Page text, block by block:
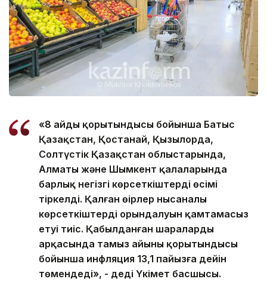
«8 айдың қорытындысы бойынша Батыс
Қазақстан, Қостанай, Қызылорда,
Солтүстік Қазақстан облыстарында,
Алматы және Шымкент қалаларында
барлық негізгі көрсеткіштердің өсімі
тіркелді. Қалған өңірлер нысаналы
көрсеткіштердің орындалуын қамтамасыз
етуі тиіс. Қабылданған шаралардың
арқасында тамыз айының қорытындысы
бойынша инфляция 13,1 пайызға дейін
төмендеді», - деді Үкімет басшысы.